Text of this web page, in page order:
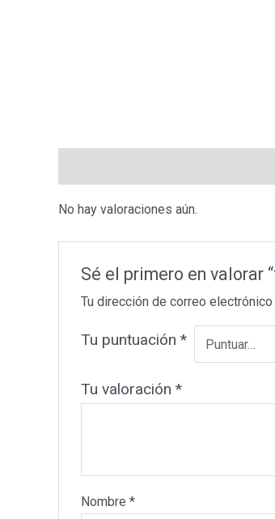
No hay valoraciones aún.
Sé el primero en valorar
Tu dirección de correo
Tu puntuación *
Tu valoración *
Nombre *